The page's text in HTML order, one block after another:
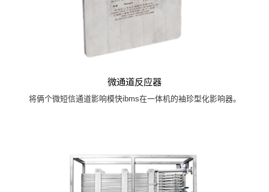
微通道反应器
将俩个微短信通道影响模快ibms在一体机的袖珍型化影响器。